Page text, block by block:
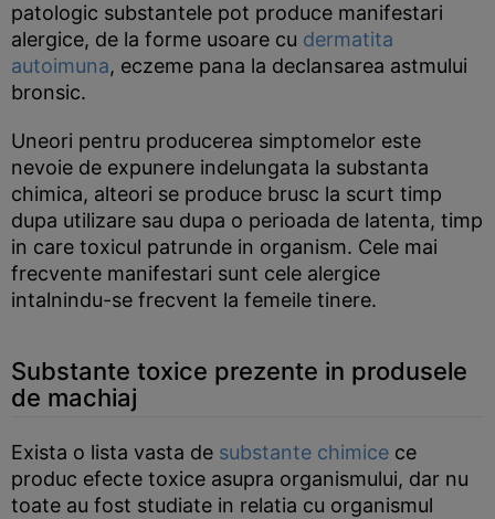
patologic substantele pot produce manifestari
alergice, de la forme usoare cu dermatita
autoimuna, eczeme pana la declansarea astmului
bronsic.
Uneori pentru producerea simptomelor este
nevoie de expunere indelungata la substanta
chimica, alteori se produce brusc la scurt timp
dupa utilizare sau dupa o perioada de latenta, timp
in care toxicul patrunde in organism. Cele mai
frecvente manifestari sunt cele alergice
intalnindu-se frecvent la femeile tinere.
Substante toxice prezente in produsele
de machiaj
Exista o lista vasta de substante chimice ce
produc efecte toxice asupra organismului, dar nu
toate au fost studiate in relatia cu organismul